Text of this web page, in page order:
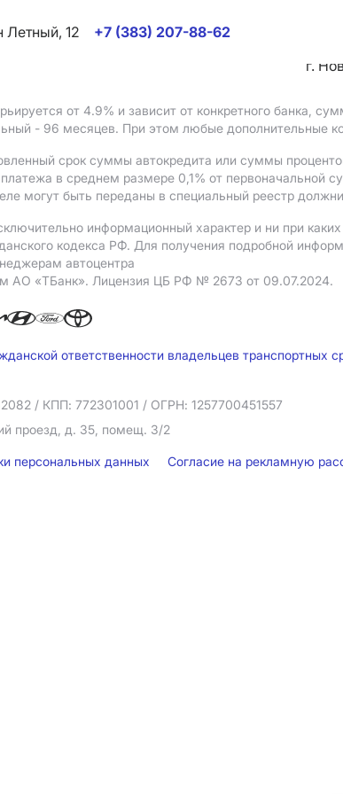
Летный, 12
+7 (383) 207-88-62
г.
от 4.9% и зависит от конкретного банка,
- 96 месяцев. При этом любые дополнительные
срок суммы автокредита или суммы
в среднем размере 0,1% от первоначальной
могут быть переданы в специальный реестр
информационный характер и ни при
кодекса РФ. Для получения подробной
автоцентра
АO «ТБанк». Лицензия ЦБ РФ № 2673 от 09.07.2024.
ответственности владельцев
/ КПП: 772301001 / ОГРН: 1257700451557
проезд, д. 35, помещ. 3/2
персональных данных Согласие на рекламную